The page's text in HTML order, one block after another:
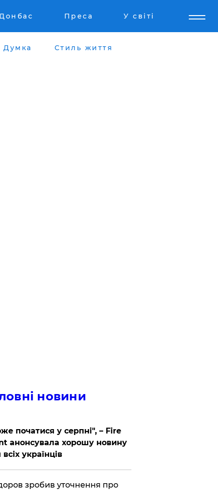
Преса У світі
Думка Стиль життя
новини
початися у серпні", – Fire
анонсувала хорошу новину
українців
зробив уточнення про